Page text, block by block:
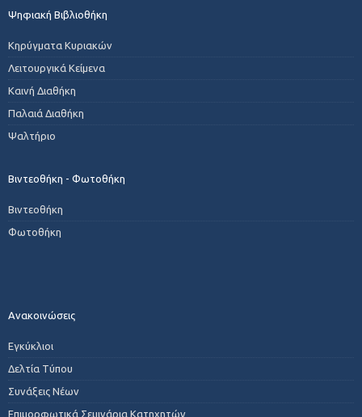
Ψηφιακή Βιβλιοθήκη
Κηρύγματα Κυριακών
Λειτουργικά Κείμενα
Καινή Διαθήκη
Παλαιά Διαθήκη
Ψαλτήριο
Βιντεοθήκη - Φωτοθήκη
Βιντεοθήκη
Φωτοθήκη
Ανακοινώσεις
Εγκύκλιοι
Δελτία Τύπου
Συνάξεις Νέων
Επιμορφωτικά Σεμινάρια Κατηχητών